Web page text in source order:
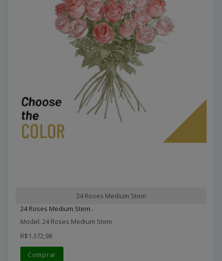
24 Roses Medium Stem
24 Roses Medium Stem..
Model: 24 Roses Medium Stem
R$1.372,98
Comprar